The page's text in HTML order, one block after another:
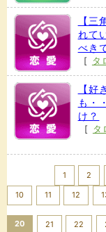
【
れて
べき
[ タ
【
も・
け？
[ タ
1 2
10 11 12
20
21 22